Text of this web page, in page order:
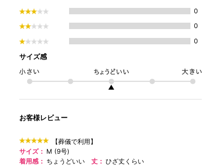
0
0
0
サイズ感
▲
お客様レビュー
【葬儀で利用】
サイズ： M (9号)
着用感： ちょうどいい 丈：ひざ丈くらい